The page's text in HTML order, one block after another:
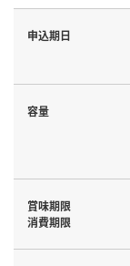
申込期日
容量
賞味期限
消費期限